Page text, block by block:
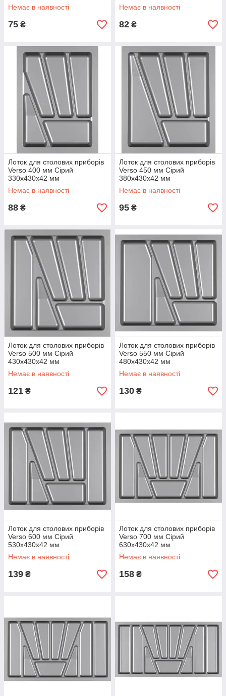
Немає в наявності
75 ₴
Немає в наявності
82 ₴
Лоток для столових приборів
Verso 400 мм Сірий
330x430x42 мм
Немає в наявності
88 ₴
Лоток для столових приборів
Verso 450 мм Сірий
380x430x42 мм
Немає в наявності
95 ₴
Лоток для столових приборів
Verso 500 мм Сірий
430x430x42 мм
Немає в наявності
121 ₴
Лоток для столових приборів
Verso 550 мм Сірий
480x430x42 мм
Немає в наявності
130 ₴
Лоток для столових приборів
Verso 600 мм Сірий
530x430x42 мм
Немає в наявності
139 ₴
Лоток для столових приборів
Verso 700 мм Сірий
630x430x42 мм
Немає в наявності
158 ₴